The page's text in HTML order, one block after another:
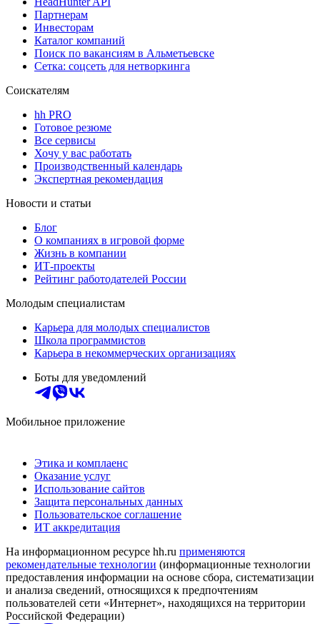
Партнерам
Инвесторам
Каталог компаний
Поиск по вакансиям в Альметьевске
Сетка: соцсеть для нетворкинга
Соискателям
hh PRO
Готовое резюме
Все сервисы
Хочу у вас работать
Производственный календарь
Экспертная рекомендация
Новости и статьи
Блог
О компаниях в игровой форме
Жизнь в компании
ИТ-проекты
Рейтинг работодателей России
Молодым специалистам
Карьера для молодых специалистов
Школа программистов
Карьера в некоммерческих организациях
Боты для уведомлений
Мобильное приложение
Этика и комплаенс
Оказание услуг
Использование сайтов
Защита персональных данных
Пользовательское соглашение
ИТ аккредитация
На информационном ресурсе hh.ru применяются
рекомендательные технологии (информационные технологии
предоставления информации на основе сбора, систематизации
и анализа сведений, относящихся к предпочтениям
пользователей сети «Интернет», находящихся на территории
Российской Федерации)